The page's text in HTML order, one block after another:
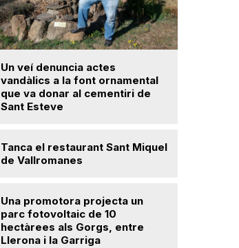
Un veí denuncia actes
vandàlics a la font ornamental
que va donar al cementiri de
Sant Esteve
Tanca el restaurant Sant Miquel
de Vallromanes
Una promotora projecta un
parc fotovoltaic de 10
hectàrees als Gorgs, entre
Llerona i la Garriga